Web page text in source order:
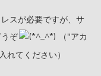
スが必要ですが、サ
ぞ
（"アカ
れてください）